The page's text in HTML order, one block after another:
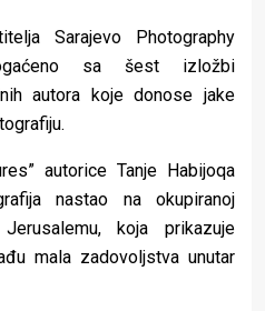
Sarajevo Photography
sa šest izložbi
autora koje donose jake
autorice Tanje Habijoqa
nastao na okupiranoj
koja prikazuje
mala zadovoljstva unutar